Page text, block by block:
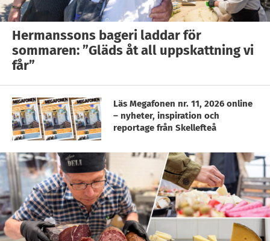
Hermanssons bageri laddar för
sommaren: ”Gläds åt all uppskattning vi
får”
Läs Megafonen nr. 11, 2026 online
– nyheter, inspiration och
reportage från Skellefteå